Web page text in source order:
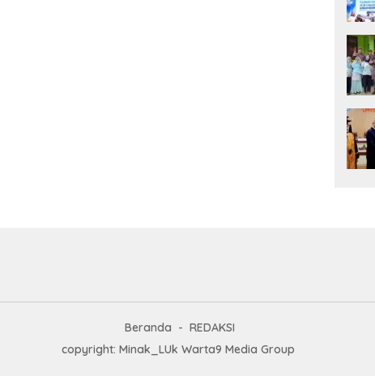
Beranda
REDAKSI
copyright: Minak_LUk Warta9 Media Group